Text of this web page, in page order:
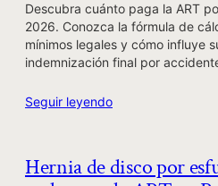
Descubra cuánto paga la ART
2026. Conozca la fórmula de
mínimos legales y cómo influye
indemnización final por
Seguir leyendo
Hernia de disco por